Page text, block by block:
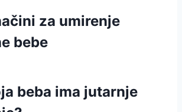
za umirenje
bebe
beba ima jutarnje